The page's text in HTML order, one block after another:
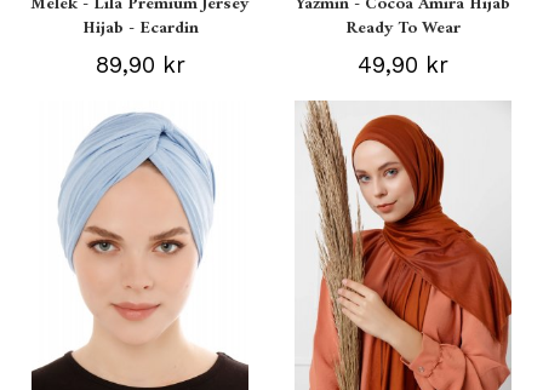
Hijab - Ecardin
89,90 kr
Ready To Wear
49,90 kr